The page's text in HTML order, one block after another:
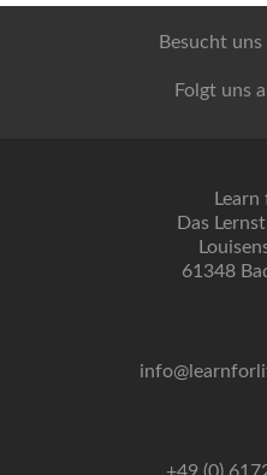
Besucht
Folgt uns
Das
61348